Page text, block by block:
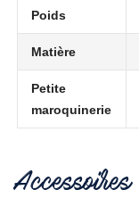
Poids
Matière
Petite
maroquinerie
Accessoires